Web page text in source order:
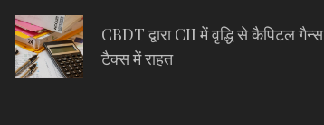
CBDT द्वारा CII में वृद्धि से कैपिटल गैन्स
टैक्स में राहत